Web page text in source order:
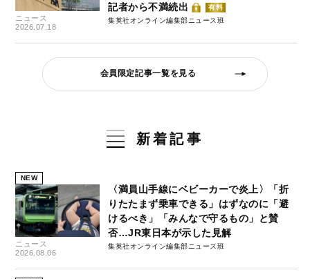
ニュース
2026.07.18
記者から不満続出
有料
集英社オンライン編集部ニュース班
会員限定記事一覧を見る
新着記事
NEW
ニュース
2026.08.06
〈満員山手線にベビーカーで炎上〉「折
りたたまず乗車できる」はずなのに「避
けるべき」「みんなで守るもの」と賛
否…JR東日本が示した見解
集英社オンライン編集部ニュース班